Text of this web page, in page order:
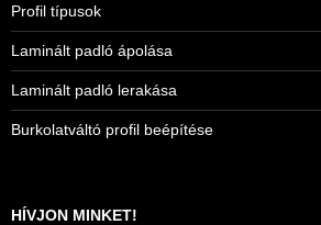
Profil típusok
Laminált padló ápolása
Laminált padló lerakása
Burkolatváltó profil beépítése
HÍVJON MINKET!